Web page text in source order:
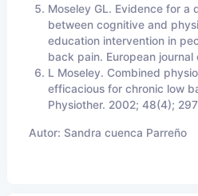
Moseley GL. Evidence for a
between cognitive and
education intervention in
back pain. European
L Moseley. Combined
efficacious for chronic low
Physiother. 2002; 48(4);
Autor: Sandra cuenca Parreño